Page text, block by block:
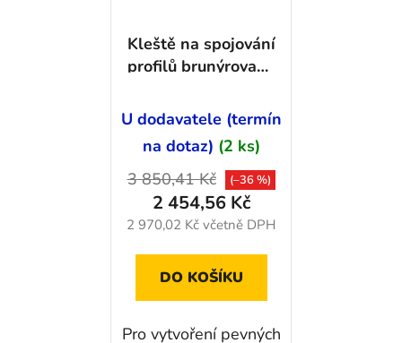
Kleště na spojování
profilů brunýrované
U dodavatele (termín
na dotaz) (2 ks)
2 970,02 Kč včetně DPH
2 454,56 Kč
3 850,41 Kč (–36 %)
DO KOŠÍKU
Pro vytvoření pevných